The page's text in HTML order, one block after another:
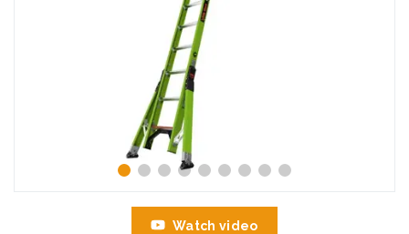
Watch video